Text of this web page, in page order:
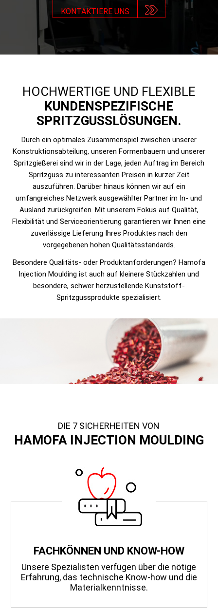
KONTAKTIERE UNS
HOCHWERTIGE UND FLEXIBLE
KUNDENSPEZIFISCHE
SPRITZGUSSLÖSUNGEN.
Durch ein optimales Zusammenspiel zwischen unserer
Konstruktionsabteilung, unseren Formenbauern und unserer
Spritzgießerei sind wir in der Lage, jeden Auftrag im Bereich
Spritzguss zu interessanten Preisen in kurzer Zeit
auszuführen. Darüber hinaus können wir auf ein
umfangreiches Netzwerk ausgewählter Partner im In- und
Ausland zurückgreifen. Mit unserem Fokus auf Qualität,
Flexibilität und Serviceorientierung garantieren wir Ihnen eine
zuverlässige Lieferung Ihres Produktes nach den
vorgegebenen hohen Qualitätsstandards.
Besondere Qualitäts- oder Produktanforderungen? Hamofa
Injection Moulding ist auch auf kleinere Stückzahlen und
besondere, schwer herzustellende Kunststoff-
Spritzgussprodukte spezialisiert.
DIE 7 SICHERHEITEN VON
HAMOFA INJECTION MOULDING
FACHKÖNNEN UND KNOW-HOW
Unsere Spezialisten verfügen über die nötige
Erfahrung, das technische Know-how und die
Materialkenntnisse.